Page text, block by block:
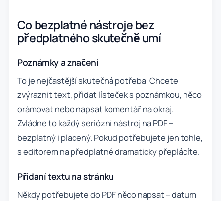
Co bezplatné nástroje bez
předplatného skutečně umí
Poznámky a značení
To je nejčastější skutečná potřeba. Chcete
zvýraznit text, přidat lísteček s poznámkou, něco
orámovat nebo napsat komentář na okraj.
Zvládne to každý seriózní nástroj na PDF –
bezplatný i placený. Pokud potřebujete jen tohle,
s editorem na předplatné dramaticky přeplácíte.
Přidání textu na stránku
Někdy potřebujete do PDF něco napsat – datum